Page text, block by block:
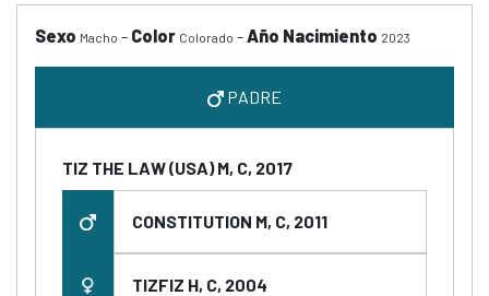
Sexo Macho - Color Colorado -Año Nacimiento 2023
PADRE
TIZ THE LAW (USA) M, C, 2017
CONSTITUTION M, C, 2011
TIZFIZ H, C, 2004